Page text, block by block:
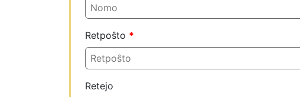
Retpoŝto *
Retejo